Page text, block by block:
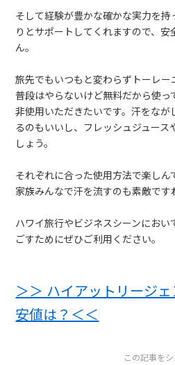
そして経験が豊かな確かな実力を
りとサポートしてくれますので、
ん。
旅先でもいつもと変わらずトーレー
普段はやらないけど無料だから使
非使用いただきたいです。汗をな
るのもいいし、フレッシュジュース
しょう。
それぞれに合った使用方法で楽し
家族みんなで汗を流すのも素敵です
ハワイ旅行やビジネスシーンにおい
ごすためにぜひご利用ください。
＞＞ ハイアットリージ
安値は？＜＜
この記事を